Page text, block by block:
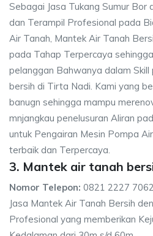
Sebagai Jasa Tukang Sumur Bor
dan Terampil Profesional pada
Air Tanah, Mantek Air Tanah
pada Tahap Terpercaya
pelanggan Bahwanya dalam Skill
bersih di Tirta Nadi. Kami yang
banugn sehingga mampu
mnjangkau penelusuran Aliran
untuk Pengairan Mesin Pompa
terbaik dan Terpercaya.
3. Mantek air tanah
Nomor Telepon: 0821 2227
Jasa Mantek Air Tanah Bersih
Profesional yang memberikan